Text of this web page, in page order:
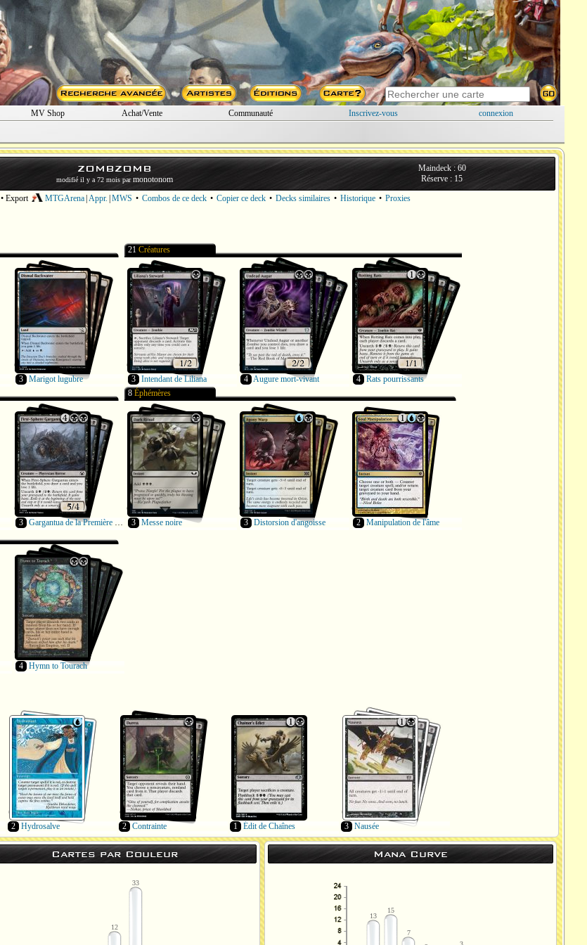
MV Shop Achat/Vente Communauté Inscrivez-vous
connexion
ZOMBZOMB
modifié il y a 72 mois parmonotonom
Maindeck : 60
Réserve : 15
• Export MTGArena Appr. MWS • Combos de ce deck • Copier ce deck • Decks similaires • Historique • Proxies
3 Marigot lugubre
21 Créatures
3 Intendant de Liliana 4 Augure mort-vivant 4 Rats pourrissants
3 Gargantua de la Première Sphère
8 Éphémères
3 Messe noire 3 Distorsion d'angoisse 2 Manipulation de l'âme
4 Hymn to Tourach
2 Hydrosalve 2 Contrainte 1 Édit de Chaînes 3 Nausée
Cartes par Couleur
12
33
Mana Curve
13
15
7